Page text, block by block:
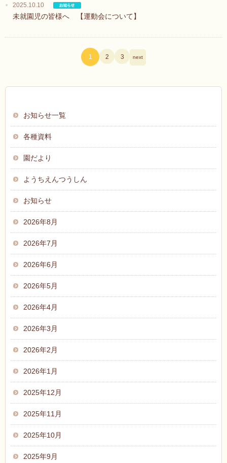
2025.10.10
未就園児の皆様へ 【運動会について】
1 2 3 next
お知らせ一覧
各種資料
園だより
ようちえんつうしん
お知らせ
2026年8月
2026年7月
2026年6月
2026年5月
2026年4月
2026年3月
2026年2月
2026年1月
2025年12月
2025年11月
2025年10月
2025年9月